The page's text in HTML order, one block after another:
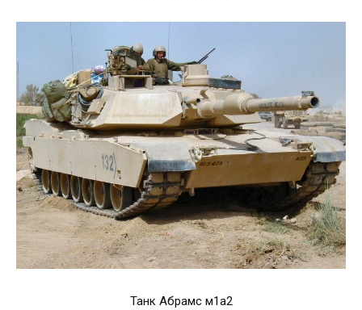
Танк Абрамс м1а2